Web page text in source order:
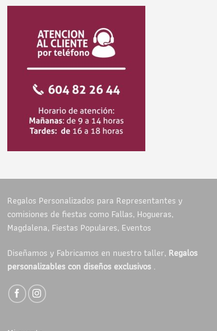
Regalos Personalizados para Representantes y
comisiones de fiestas como Fallas, Hogueras,
Magdalena, Fiestas Populares, Eventos
Diseñamos y Fabricamos en nuestro taller, Regalos
personalizables con diseños exclusivos .